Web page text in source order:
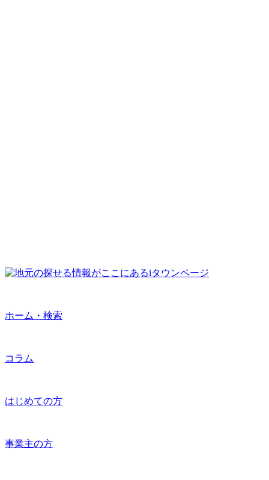
ホーム・検索
コラム
はじめての方
事業主の方